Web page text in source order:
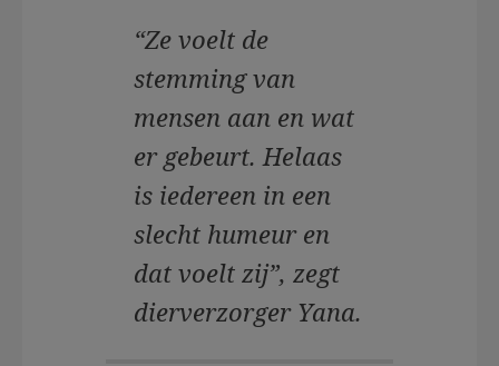
“Ze voelt de
stemming van
mensen aan en wat
er gebeurt. Helaas
is iedereen in een
slecht humeur en
dat voelt zij”, zegt
dierverzorger Yana.